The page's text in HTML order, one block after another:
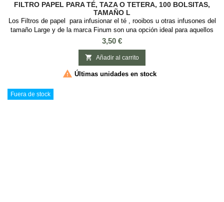
FILTRO PAPEL PARA TÉ, TAZA O TETERA, 100 BOLSITAS,
TAMAÑO L
Los Filtros de papel para infusionar el té , rooibos u otras infusones del
tamaño Large y de la marca Finum son una opción ideal para aquellos
que desean disfrutar del verdadero aroma de su té sin preocuparse por
los aditivos químicos. Fabricados con pulpa de abacá, celulosa y
sellado de fibra, estos filtros están libres de cloro blanqueador y...
Precio
3,50 €
 Añadir al carrito
 Últimas unidades en stock
Fuera de stock